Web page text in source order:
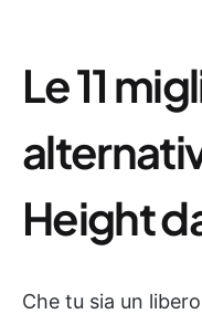
Le 11
Height
Che tu sia un